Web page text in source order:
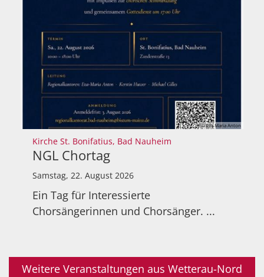
© Eva Maria Anton
Kirche St. Bonifatius, Bad Nauheim
NGL Chortag
Samstag, 22. August 2026
Ein Tag für Interessierte
Chorsängerinnen und Chorsänger. ...
Weitere Veranstaltungen aus Wetterau-Nord